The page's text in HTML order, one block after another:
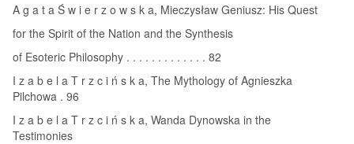
A g a t a Ś w i e r z o w s k a, Mieczysław Geniusz: His Quest
for the Spirit of the Nation and the Synthesis
of Esoteric Philosophy . . . . . . . . . . . . . 82
I z a b e l a T r z c i ń s k a, The Mythology of Agnieszka
Pilchowa . 96
I z a b e l a T r z c i ń s k a, Wanda Dynowska in the
Testimonies